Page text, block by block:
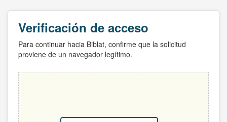
Verificación de acceso
Para continuar hacia Biblat, confirme que la solicitud
proviene de un navegador legítimo.